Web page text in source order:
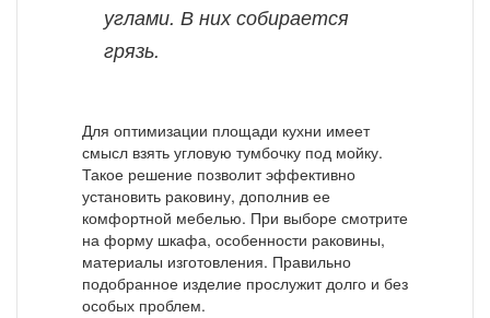
углами. В них собирается
грязь.
Для оптимизации площади кухни имеет
смысл взять угловую тумбочку под мойку.
Такое решение позволит эффективно
установить раковину, дополнив ее
комфортной мебелью. При выборе смотрите
на форму шкафа, особенности раковины,
материалы изготовления. Правильно
подобранное изделие прослужит долго и без
особых проблем.